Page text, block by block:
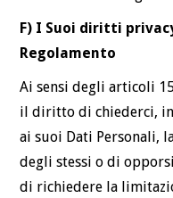
F) I Suoi diritti
Regolamento
Ai sensi degli articoli
il diritto di chiederci, in
ai suoi Dati Personali,
degli stessi o di
di richiedere la